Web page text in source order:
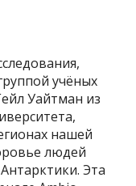
учёных
Уайтман из
нашей
людей
Эта